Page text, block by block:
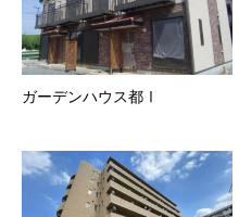
ガーデンハウス都Ⅰ